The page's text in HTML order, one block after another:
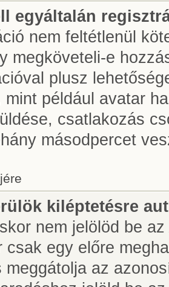
egyáltalán
nem feltétlenül
megköveteli-e
plusz
mint például avatar
csatlakozás
másodpercet
kiléptetésre
nem jelölöd be az
csak egy előre
meggátolja az